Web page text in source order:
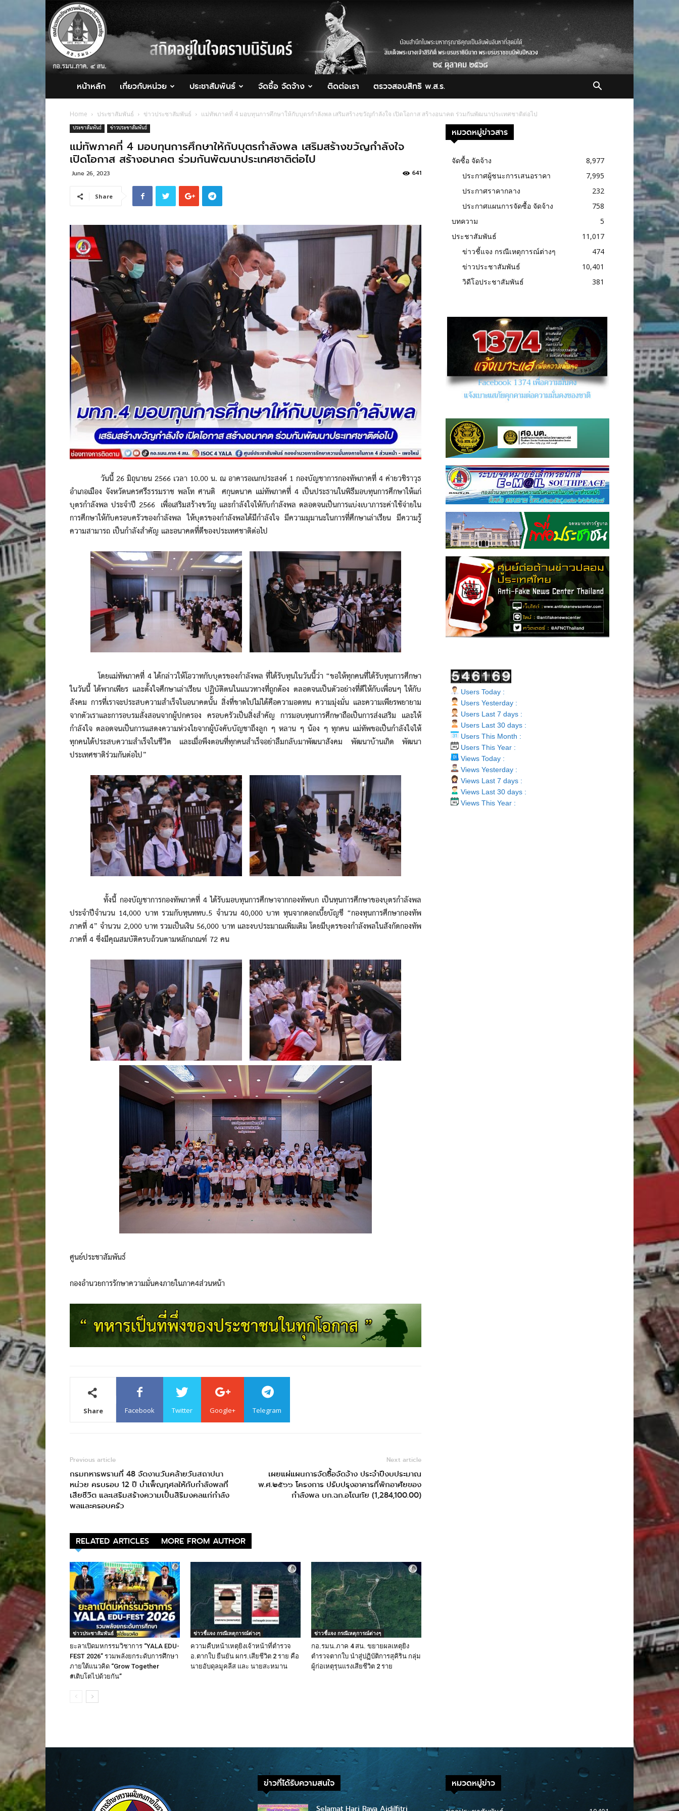
กอ.รมน.ภาค
4
สน.
หน้าหลัก เกี่ยวกับหน่วย ประชาสัมพันธ์ จัดซื้อ จัดจ้าง ติดต่อเรา ตรวจสอบสิทธิ พ.ส.ร.
Home ประชาสัมพันธ์ ข่าวประชาสัมพันธ์ แม่ทัพภาคที่ 4 มอบทุนการศึกษาให้กับบุตรกำลังพล เสริมสร้างขวัญกำลังใจ เปิดโอกาส สร้างอนาคต ร่วมกันพัฒนาประเทศชาติต่อไป
ประชาสัมพันธ์ ข่าวประชาสัมพันธ์
แม่ทัพภาคที่ 4 มอบทุนการศึกษาให้กับบุตรกำลังพล เสริมสร้างขวัญกำลังใจ
เปิดโอกาส สร้างอนาคต ร่วมกันพัฒนาประเทศชาติต่อไป
June 26, 2023 641
Share
วันนี้ 26 มิถุนายน 2566 เวลา 10.00 น. ณ อาคารอเนกประสงค์ 1 กองบัญชาการกองทัพภาคที่ 4 ค่ายวชิราวุธ
อำเภอเมือง จังหวัดนครศรีธรรมราช พลโท ศานติ ศกุนตนาค แม่ทัพภาคที่ 4 เป็นประธานในพิธีมอบทุนการศึกษาให้แก่
บุตรกำลังพล ประจำปี 2566 เพื่อเสริมสร้างขวัญ และกำลังใจให้กับกำลังพล ตลอดจนเป็นการแบ่งเบาภาระค่าใช้จ่ายใน
การศึกษาให้กับครอบครัวของกำลังพล ให้บุตรของกำลังพลได้มีกำลังใจ มีความมุมานะในการที่ศึกษาเล่าเรียน มีความรู้
ความสามารถ เป็นกำลังสำคัญ และอนาคตที่ดีของประเทศชาติต่อไป
โดยแม่ทัพภาคที่ 4 ได้กล่าวให้โอวาทกับบุตรของกำลังพล ที่ได้รับทุนในวันนี้ว่า “ขอให้ทุกคนที่ได้รับทุนการศึกษา
ในวันนี้ ได้พากเพียร และตั้งใจศึกษาเล่าเรียน ปฏิบัติตนในแนวทางที่ถูกต้อง ตลอดจนเป็นตัวอย่างที่ดีให้กับเพื่อนๆ ให้กับ
สังคม การที่เราจะประสบความสำเร็จในอนาคตนั้น สิ่งที่ขาดไปไม่ได้คือความอดทน ความมุ่งมั่น และความเพียรพยายาม
จากตัวเราและการอบรมสั่งสอนจากผู้ปกครอง ครอบครัวเป็นสิ่งสำคัญ การมอบทุนการศึกษาถือเป็นการส่งเสริม และให้
กำลังใจ ตลอดจนเป็นการแสดงความห่วงใยจากผู้บังคับบัญชาถึงลูก ๆ หลาน ๆ น้อง ๆ ทุกคน แม่ทัพขอเป็นกำลังใจให้
ทุกคนได้ประสบความสำเร็จในชีวิต และเมื่อพึงตอนที่ทุกคนสำเร็จอย่าลืมกลับมาพัฒนาสังคม พัฒนาบ้านเกิด พัฒนา
ประเทศชาติร่วมกันต่อไป”
ทั้งนี้ กองบัญชาการกองทัพภาคที่ 4 ได้รับมอบทุนการศึกษาจากกองทัพบก เป็นทุนการศึกษาของบุตรกำลังพล
ประจำปีจำนวน 14,000 บาท รวมกับทุนททบ.5 จำนวน 40,000 บาท ทุนจากดอกเบี้ยบัญชี “กองทุนการศึกษากองทัพ
ภาคที่ 4” จำนวน 2,000 บาท รวมเป็นเงิน 56,000 บาท และงบประมาณเพิ่มเติม โดยมีบุตรของกำลังพลในสังกัดกองทัพ
ภาคที่ 4 ซึ่งมีคุณสมบัติครบถ้วนตามหลักเกณฑ์ 72 คน
ศูนย์ประชาสัมพันธ์
กองอำนวยการรักษาความมั่นคงภายในภาค4ส่วนหน้า
Share Facebook Twitter Google+ Telegram
Previous article
กรมทหารพรานที่ 48 จัดงานวันคล้ายวันสถาปนา
หน่วย ครบรอบ 12 ปี บำเพ็ญกุศลให้กับกำลังพลที่
เสียชีวิต และเสริมสร้างความเป็นสิริมงคลแก่กำลัง
พลและครอบครัว
Next article
เผยแผ่แผนการจัดซื้อจัดจ้าง ประจำปีงบประมาณ
พ.ศ.๒๕๖๖ โครงการ ปรับปรุงอาคารที่พักอาศัยของ
กำลังพล บก.ฉก.อโณทัย (1,284,100.00)
RELATED ARTICLES MORE FROM AUTHOR
ข่าวประชาสัมพันธ์
ยะลาเปิดมหกรรมวิชาการ “YALA EDU-
FEST 2026” รวมพลังยกระดับการศึกษา
ภายใต้แนวคิด “Grow Together
#เติบโตไปด้วยกัน”
ข่าวชี้แจง กรณีเหตุการณ์ต่างๆ
ความคืบหน้าเหตุยิงเจ้าหน้าที่ตำรวจ
อ.ตากใบ ยืนยัน ผกร.เสียชีวิต 2 ราย คือ
นายอับดุลมูคลีส และ นายสะหมาน
ข่าวชี้แจง กรณีเหตุการณ์ต่างๆ
กอ.รมน.ภาค 4 สน. ขยายผลเหตุยิง
ตำรวจตากใบ นำสู่ปฏิบัติการสุคิริน กลุ่ม
ผู้ก่อเหตุรุนแรงเสียชีวิต 2 ราย
หมวดหมู่ข่าวสาร
จัดซื้อ จัดจ้าง
8,977
ประกาศผู้ชนะการเสนอราคา
7,995
ประกาศราคากลาง
232
ประกาศแผนการจัดซื้อ จัดจ้าง
758
บทความ
5
ประชาสัมพันธ์
11,017
ข่าวชี้แจง กรณีเหตุการณ์ต่างๆ
474
ข่าวประชาสัมพันธ์
10,401
วิดีโอประชาสัมพันธ์
381
Users Today :
Users Yesterday :
Users Last 7 days :
Users Last 30 days :
Users This Month :
Users This Year :
Views Today :
Views Yesterday :
Views Last 7 days :
Views Last 30 days :
Views This Year :
ข่าวที่ได้รับความสนใจ
Selamat Hari Raya Aidilfitri
หมวดหมู่ข่าว